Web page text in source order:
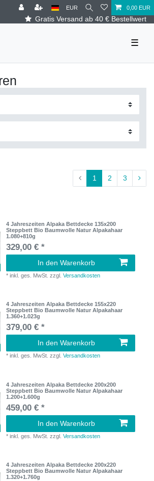
Gratis Versand ab 40 € Bestellwert
EUR 0,00 EUR
☰
1 2 3
4 Jahreszeiten Alpaka Bettdecke 135x200
Steppbett Bio Baumwolle Natur Alpakahaar
1.080+810g
329,00 € *
In den Warenkorb
*inkl. ges. MwSt. zzgl.Versandkosten
4 Jahreszeiten Alpaka Bettdecke 155x220
Steppbett Bio Baumwolle Natur Alpakahaar
1.360+1.023g
379,00 € *
In den Warenkorb
*inkl. ges. MwSt. zzgl.Versandkosten
4 Jahreszeiten Alpaka Bettdecke 200x200
Steppbett Bio Baumwolle Natur Alpakahaar
1.200+1.600g
459,00 € *
In den Warenkorb
*inkl. ges. MwSt. zzgl.Versandkosten
4 Jahreszeiten Alpaka Bettdecke 200x220
Steppbett Bio Baumwolle Natur Alpakahaar
1.320+1.760g